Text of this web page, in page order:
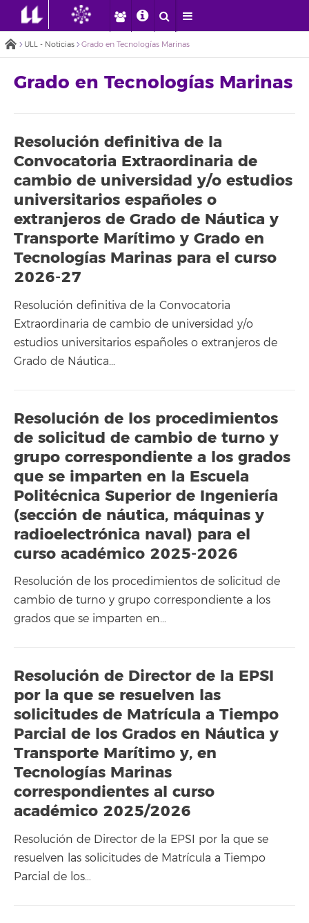
ULL - Noticias Grado en Tecnologías Marinas
Grado en Tecnologías Marinas
Resolución definitiva de la
Convocatoria Extraordinaria de
cambio de universidad y/o estudios
universitarios españoles o
extranjeros de Grado de Náutica y
Transporte Marítimo y Grado en
Tecnologías Marinas para el curso
2026-27
Resolución definitiva de la Convocatoria
Extraordinaria de cambio de universidad y/o
estudios universitarios españoles o extranjeros de
Grado de Náutica…
Resolución de los procedimientos
de solicitud de cambio de turno y
grupo correspondiente a los grados
que se imparten en la Escuela
Politécnica Superior de Ingeniería
(sección de náutica, máquinas y
radioelectrónica naval) para el
curso académico 2025-2026
Resolución de los procedimientos de solicitud de
cambio de turno y grupo correspondiente a los
grados que se imparten en…
Resolución de Director de la EPSI
por la que se resuelven las
solicitudes de Matrícula a Tiempo
Parcial de los Grados en Náutica y
Transporte Marítimo y, en
Tecnologías Marinas
correspondientes al curso
académico 2025/2026
Resolución de Director de la EPSI por la que se
resuelven las solicitudes de Matrícula a Tiempo
Parcial de los…